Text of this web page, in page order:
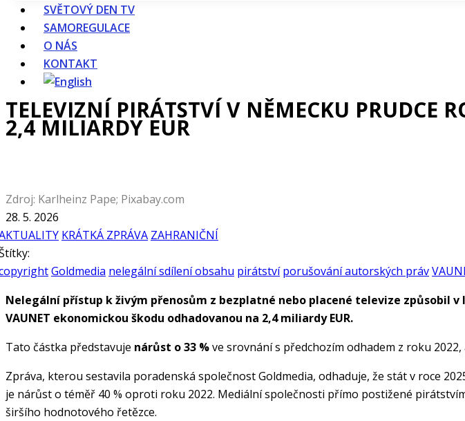
SVĚTOVÝ DEN TV
SAMOREGULACE
O NÁS
KONTAKT
TELEVIZNÍ PIRÁTSTVÍ V NĚMECKU PRUDCE
2,4 MILIARDY EUR
Zdroj: Karlheinz Pape; Pixabay.com
28. 5. 2026
KRÁTKÁ ZPRÁVA ZAHRANIČNÍ
Goldmedia nelegální sdílení obsahu pirátství porušování autorských práv
Nelegální přístup k živým přenosům z bezplatné nebo placené televize způsobil
VAUNET ekonomickou škodu odhadovanou na 2,4 miliardy EUR.
Tato částka představuje nárůst o 33 %ve srovnání s předchozím odhadem z roku
Zpráva, kterou sestavila poradenská společnost Goldmedia, odhaduje, že stát v roce
je nárůst o téměř 40 % oproti roku 2022. Mediální společnosti přímo postižené
širšího hodnotového řetězce.